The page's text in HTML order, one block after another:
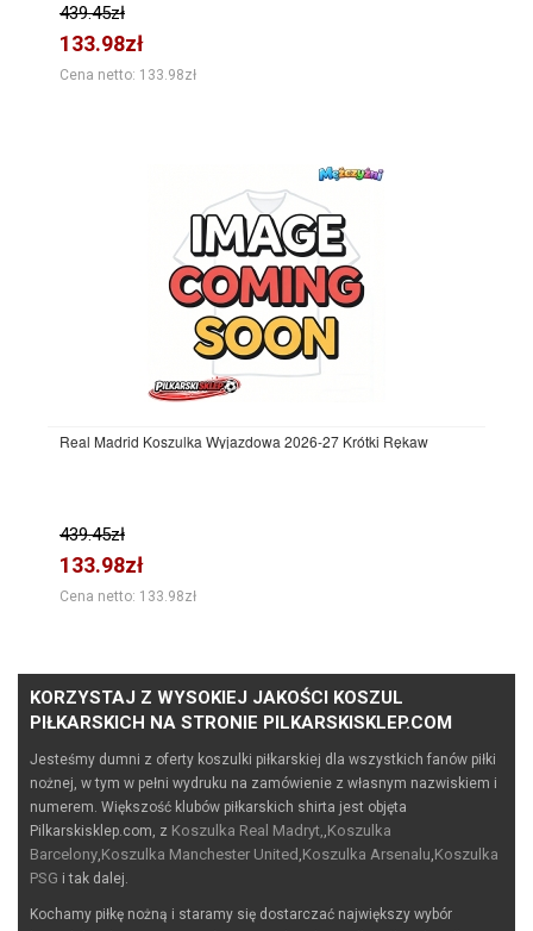
439.45zł
133.98zł
Cena netto: 133.98zł
Real Madrid Koszulka Wyjazdowa 2026-27 Krótki Rękaw
439.45zł
133.98zł
Cena netto: 133.98zł
KORZYSTAJ Z WYSOKIEJ JAKOŚCI KOSZUL
PIŁKARSKICH NA STRONIE PILKARSKISKLEP.COM
Jesteśmy dumni z oferty koszulki piłkarskiej dla wszystkich fanów piłki
nożnej, w tym w pełni wydruku na zamówienie z własnym nazwiskiem i
numerem. Większość klubów piłkarskich shirta jest objęta
Pilkarskisklep.com, z Koszulka Real Madryt, Koszulka
Barcelony Koszulka Manchester United Koszulka Arsenalu Koszulka
PSG i tak dalej.
Kochamy piłkę nożną i staramy się dostarczać największy wybór